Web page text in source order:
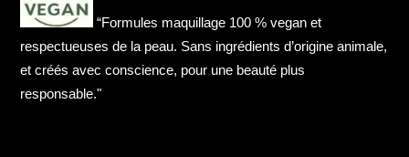
“Formules maquillage 100 % vegan et
respectueuses de la peau. Sans ingrédients d’origine animale,
et créés avec conscience, pour une beauté plus
responsable."